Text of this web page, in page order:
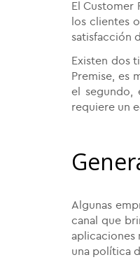
El Customer
los clientes
satisfacción
Existen dos
Premise, es
el segundo,
requiere un
Algunas
canal que
aplicaciones
una política